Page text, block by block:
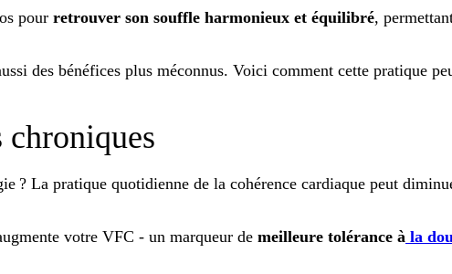
pour retrouver son souffle harmonieux et équilibré,
des bénéfices plus méconnus. Voici comment cette pratique
chroniques
? La pratique quotidienne de la cohérence cardiaque peut
votre VFC - un marqueur de meilleure tolérance à la